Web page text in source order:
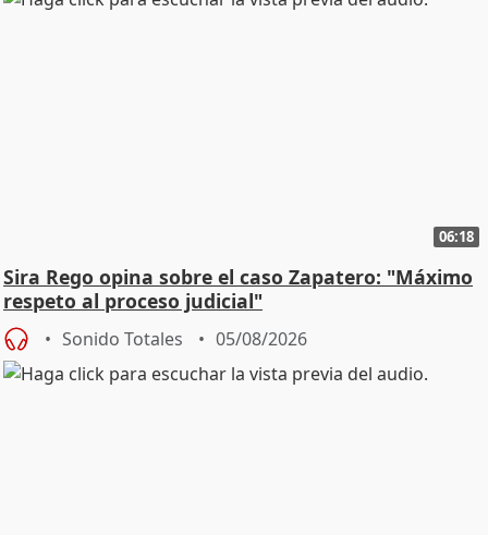
06:18
Sira Rego opina sobre el caso Zapatero: "Máximo
respeto al proceso judicial"
Sonido Totales 05/08/2026